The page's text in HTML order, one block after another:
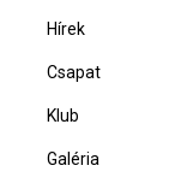
Hírek
Csapat
Klub
Galéria